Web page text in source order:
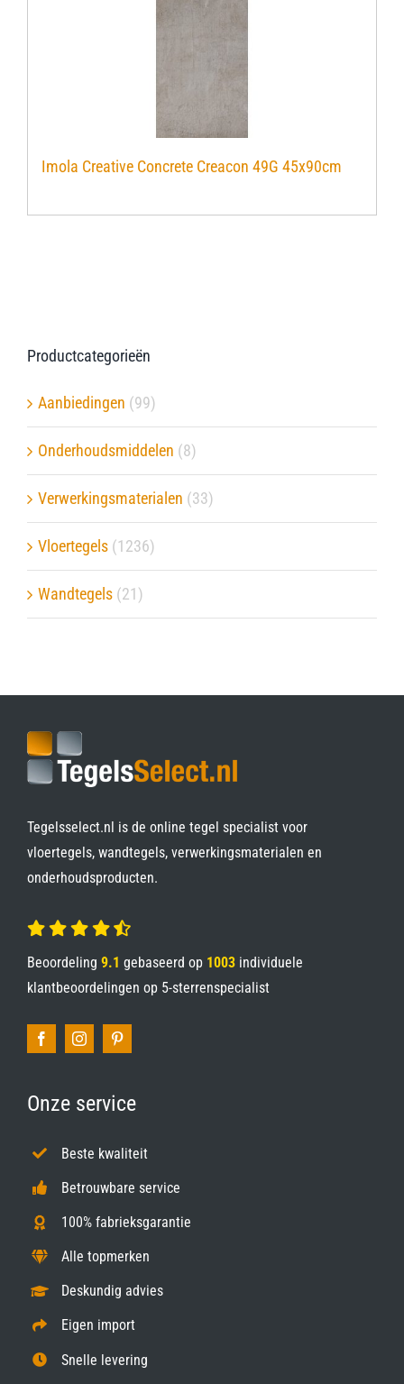
Imola Creative Concrete Creacon 49G 45x90cm
Productcategorieën
Aanbiedingen (99)
Onderhoudsmiddelen (8)
Verwerkingsmaterialen (33)
Vloertegels (1236)
Wandtegels (21)
Tegelsselect.nl is de online tegel specialist voor
vloertegels, wandtegels, verwerkingsmaterialen en
onderhoudsproducten.
Beoordeling 9.1 gebaseerd op 1003individuele
klantbeoordelingen op 5-sterrenspecialist
Onze service
Beste kwaliteit
Betrouwbare service
100% fabrieksgarantie
Alle topmerken
Deskundig advies
Eigen import
Snelle levering